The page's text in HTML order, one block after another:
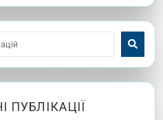
ПУБЛІКАЦІЇ